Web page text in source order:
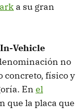
a su gran
In-Vehicle
no
concreto, físico y
En el
que la placa que